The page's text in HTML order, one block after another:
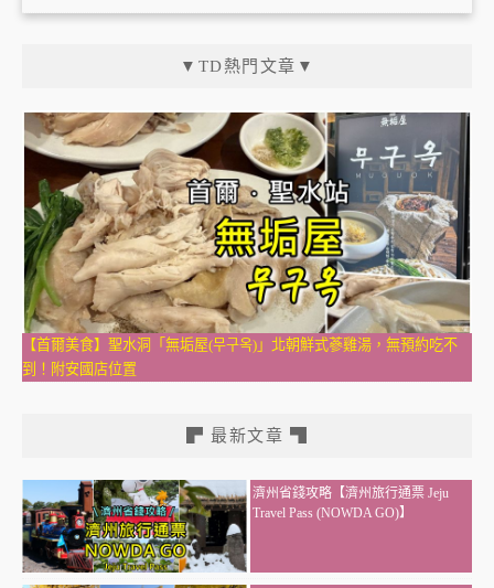
▼TD熱門文章▼
【首爾美食】聖水洞「無垢屋(무구옥)」北朝鮮式蔘雞湯，無預約吃不
到！附安國店位置
▛ 最新文章 ▜
濟州省錢攻略【濟州旅行通票 Jeju
Travel Pass (NOWDA GO)】